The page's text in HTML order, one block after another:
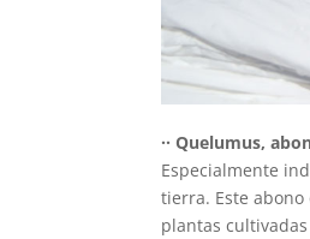
·· Quelumus,
Especialmente
tierra. Este
plantas